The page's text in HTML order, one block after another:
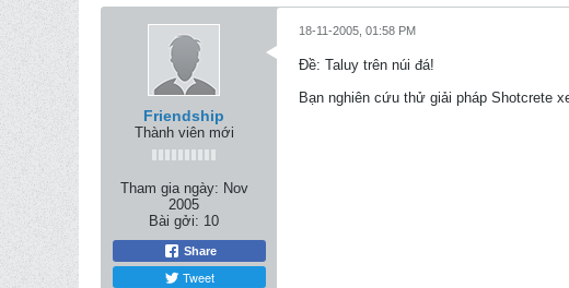
Friendship
Thành viên mới
Tham gia ngày: Nov
2005
Bài gởi: 10
Share
Tweet
18-11-2005, 01:58 PM
Ðề: Taluy trên núi đá!
Bạn nghiên cứu thử giải pháp Shotcrete